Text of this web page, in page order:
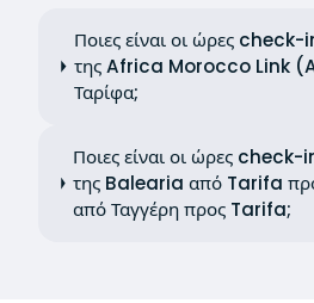
Ποιες είναι οι ώρες check-
της Africa Morocco Link
Ταρίφα;
Ποιες είναι οι ώρες check-
της Balearia από Tarifa
από Ταγγέρη προς Tarifa;